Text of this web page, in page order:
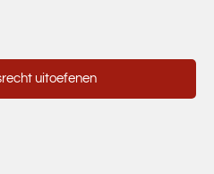
uitoefenen